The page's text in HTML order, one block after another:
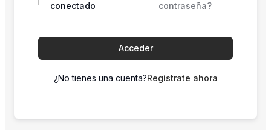
conectado
contraseña?
Acceder
¿No tienes una cuenta?Regístrate ahora